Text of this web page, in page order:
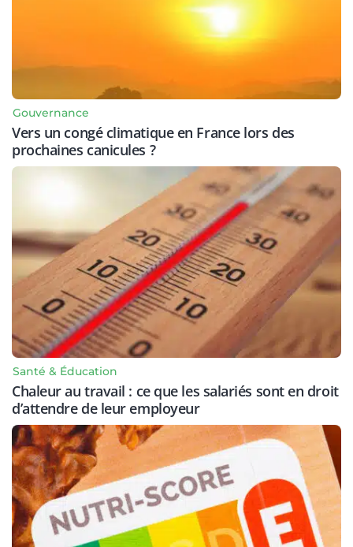
Gouvernance
Vers un congé climatique en France lors des
prochaines canicules ?
Santé & Éducation
Chaleur au travail : ce que les salariés sont en droit
d’attendre de leur employeur